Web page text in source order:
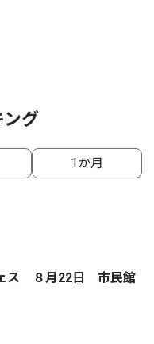
グ
1か月
ス ８月22日 市民館